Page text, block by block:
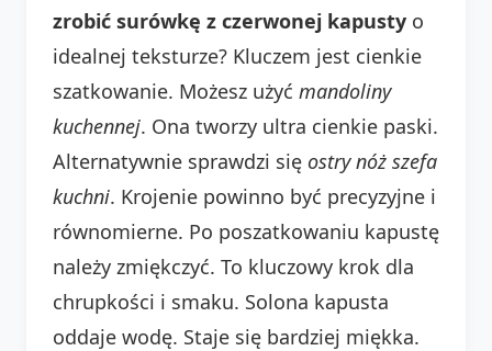
zrobić surówkę z czerwonej kapusty o
idealnej teksturze? Kluczem jest cienkie
szatkowanie. Możesz użyć mandoliny
kuchennej. Ona tworzy ultra cienkie paski.
Alternatywnie sprawdzi się ostry nóż szefa
kuchni. Krojenie powinno być precyzyjne i
równomierne. Po poszatkowaniu kapustę
należy zmiękczyć. To kluczowy krok dla
chrupkości i smaku. Solona kapusta
oddaje wodę. Staje się bardziej miękka.